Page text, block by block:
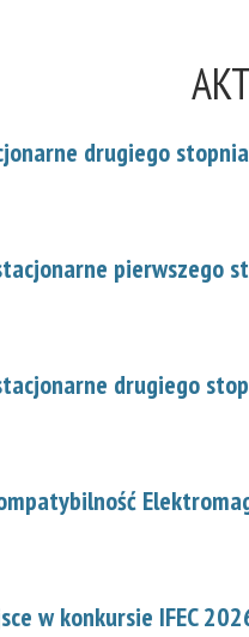
drugiego
pierwszego
drugiego
w konkursie IFEC